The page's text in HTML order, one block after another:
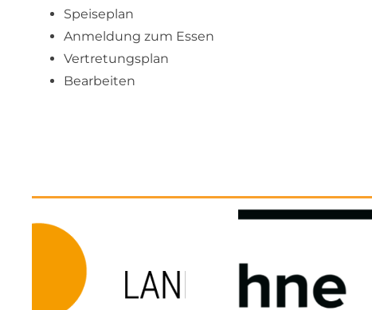
Speiseplan
Anmeldung zum Essen
Vertretungsplan
Bearbeiten